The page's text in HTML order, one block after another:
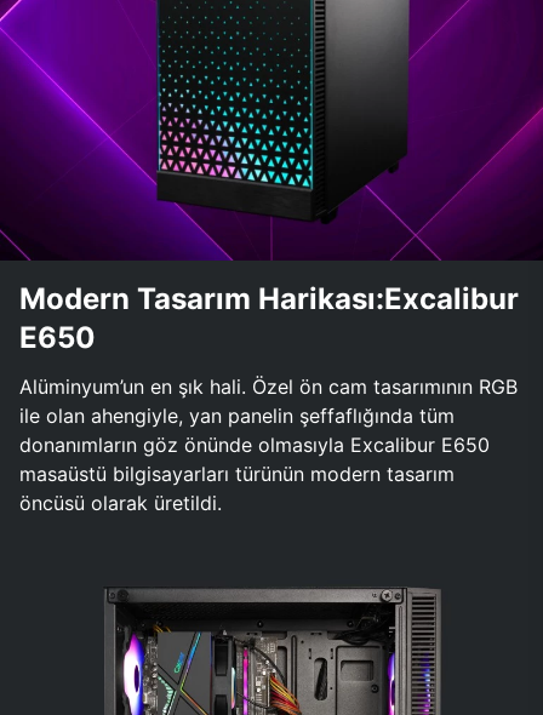
Modern Tasarım Harikası:Excalibur
E650
Alüminyum’un en şık hali. Özel ön cam tasarımının RGB
ile olan ahengiyle, yan panelin şeffaflığında tüm
donanımların göz önünde olmasıyla Excalibur E650
masaüstü bilgisayarları türünün modern tasarım
öncüsü olarak üretildi.